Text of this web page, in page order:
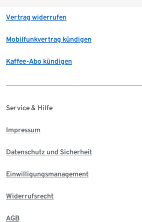
Vertrag widerrufen
Mobilfunkvertrag kündigen
Kaffee-Abo kündigen
Service & Hilfe
Impressum
Datenschutz und Sicherheit
Einwilligungsmanagement
Widerrufsrecht
AGB